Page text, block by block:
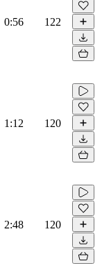
0:56 122
1:12 120
2:48 120